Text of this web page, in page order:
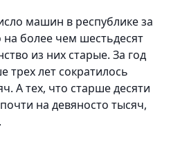
машин в республике за
более чем шестьдесят
из них старые. За год
трех лет сократилось
А тех, что старше десяти
на девяносто тысяч,